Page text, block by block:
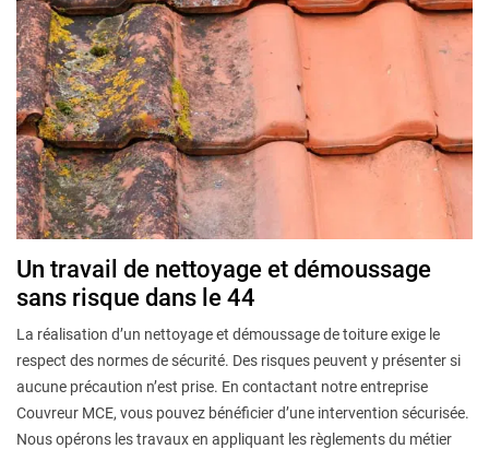
Un travail de nettoyage et démoussage
sans risque dans le 44
La réalisation d’un nettoyage et démoussage de toiture exige le
respect des normes de sécurité. Des risques peuvent y présenter si
aucune précaution n’est prise. En contactant notre entreprise
Couvreur MCE, vous pouvez bénéficier d’une intervention sécurisée.
Nous opérons les travaux en appliquant les règlements du métier